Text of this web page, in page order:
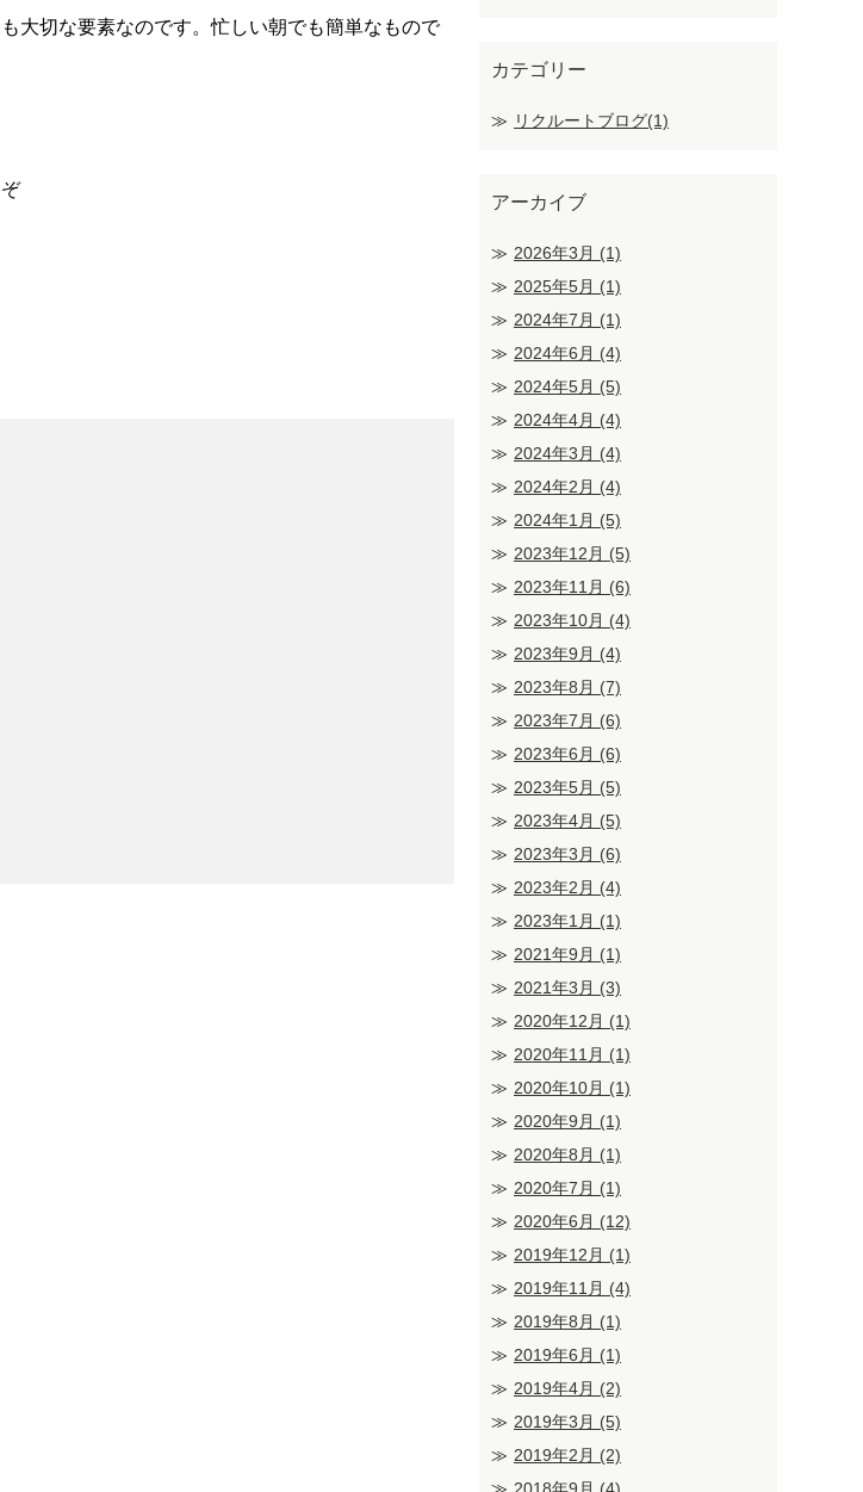
大切な要素なのです。忙しい朝でも簡単なもので
カテゴリー
リクルートブログ(1)
アーカイブ
2026年3月 (1)
2025年5月 (1)
2024年7月 (1)
2024年6月 (4)
2024年5月 (5)
2024年4月 (4)
2024年3月 (4)
2024年2月 (4)
2024年1月 (5)
2023年12月 (5)
2023年11月 (6)
2023年10月 (4)
2023年9月 (4)
2023年8月 (7)
2023年7月 (6)
2023年6月 (6)
2023年5月 (5)
2023年4月 (5)
2023年3月 (6)
2023年2月 (4)
2023年1月 (1)
2021年9月 (1)
2021年3月 (3)
2020年12月 (1)
2020年11月 (1)
2020年10月 (1)
2020年9月 (1)
2020年8月 (1)
2020年7月 (1)
2020年6月 (12)
2019年12月 (1)
2019年11月 (4)
2019年8月 (1)
2019年6月 (1)
2019年4月 (2)
2019年3月 (5)
2019年2月 (2)